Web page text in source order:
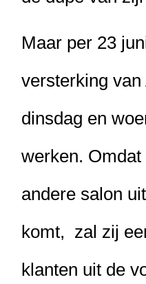
Maar per 23
versterking
dinsdag en
werken.
andere salon
komt, zal zij
klanten uit de